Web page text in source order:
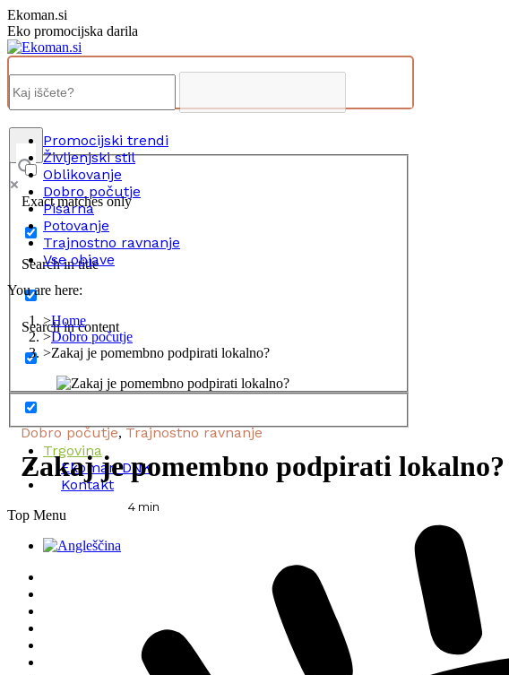
Skip
to
content
Ekoman.si
Eko promocijska darila
Exact matches only
Search in title
Search in content
Trgovina
Ekoman DNK
Kontakt
Top Menu
Promocijski trendi
Življenjski stil
Oblikovanje
Dobro počutje
Pisarna
Potovanje
Trajnostno ravnanje
Vse objave
You are here:
Home
Dobro počutje
Zakaj je pomembno podpirati lokalno?
Dobro počutje,Trajnostno ravnanje
Zakaj je pomembno podpirati lokalno?
4 min